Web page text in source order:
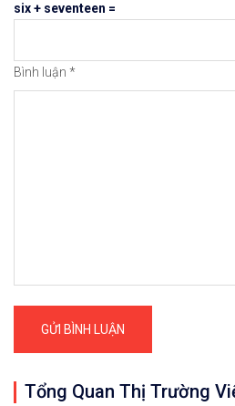
six + seventeen =
Bình luận *
Tổng Quan Thị Trường